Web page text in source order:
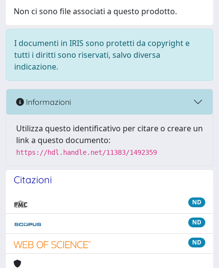
Non ci sono file associati a questo prodotto.
I documenti in IRIS sono protetti da copyright e
tutti i diritti sono riservati, salvo diversa
indicazione.
Informazioni
Utilizza questo identificativo per citare o creare un
link a questo documento:
https://hdl.handle.net/11383/1492359
Citazioni
ND
ND
ND